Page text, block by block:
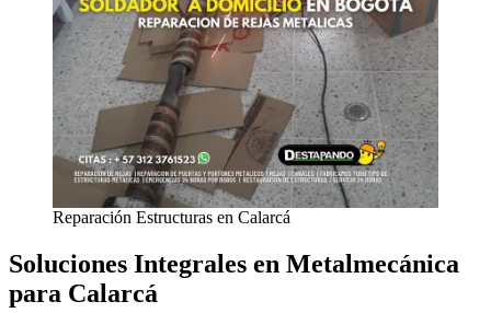
Reparación Estructuras en Calarcá
Soluciones Integrales en Metalmecánica
para Calarcá